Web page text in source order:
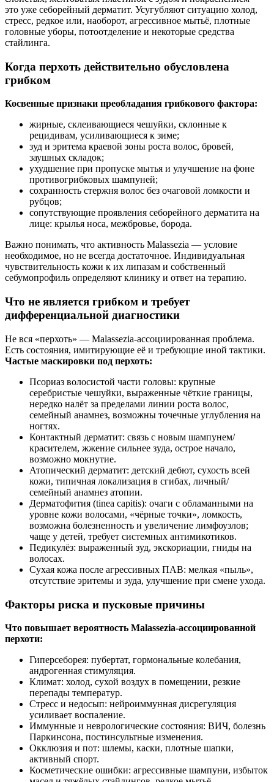
это уже себорейный дерматит. Усугубляют ситуацию холод,
стресс, редкое или, наоборот, агрессивное мытьё, плотные
головные уборы, потоотделение и некоторые средства
стайлинга.
Когда перхоть действительно обусловлена
грибком
Косвенные признаки преобладания грибкового фактора:
жирные, склеивающиеся чешуйки, склонные к
рецидивам, усиливающиеся к зиме;
зуд и эритема краевой зоны роста волос, бровей,
заушных складок;
ухудшение при пропуске мытья и улучшение на фоне
противогрибковых шампуней;
сохранность стержня волос без очаговой ломкости и
рубцов;
сопутствующие проявления себорейного дерматита на
лице: крылья носа, межбровье, борода.
Важно понимать, что активность Malassezia — условие
необходимое, но не всегда достаточное. Индивидуальная
чувствительность кожи к их липазам и собственный
себумопрофиль определяют клинику и ответ на терапию.
Что не является грибком и требует
дифференциальной диагностики
Не вся «перхоть» — Malassezia-ассоциированная проблема.
Есть состояния, имитирующие её и требующие иной тактики.
Частые маскировки под перхоть:
Псориаз волосистой части головы: крупные
серебристые чешуйки, выраженные чёткие границы,
нередко налёт за пределами линии роста волос,
семейный анамнез, возможны точечные углубления на
ногтях.
Контактный дерматит: связь с новым шампунем/
красителем, жжение сильнее зуда, острое начало,
возможно мокнутие.
Атопический дерматит: детский дебют, сухость всей
кожи, типичная локализация в сгибах, личный/
семейный анамнез атопии.
Дерматофития (tinea capitis): очаги с обламанными на
уровне кожи волосами, «чёрные точки», ломкость,
возможна болезненность и увеличение лимфоузлов;
чаще у детей, требует системных антимикотиков.
Педикулёз: выраженный зуд, экскориации, гниды на
волосах.
Сухая кожа после агрессивных ПАВ: мелкая «пыль»,
отсутствие эритемы и зуда, улучшение при смене ухода.
Факторы риска и пусковые причины
Что повышает вероятность Malassezia-ассоциированной
перхоти:
Гиперсеборея: пубертат, гормональные колебания,
андрогенная стимуляция.
Климат: холод, сухой воздух в помещении, резкие
перепады температур.
Стресс и недосып: нейроиммунная дисрегуляция
усиливает воспаление.
Иммунные и неврологические состояния: ВИЧ, болезнь
Паркинсона, постинсультные изменения.
Окклюзия и пот: шлемы, каски, плотные шапки,
активный спорт.
Косметические ошибки: агрессивные шампуни, избыток